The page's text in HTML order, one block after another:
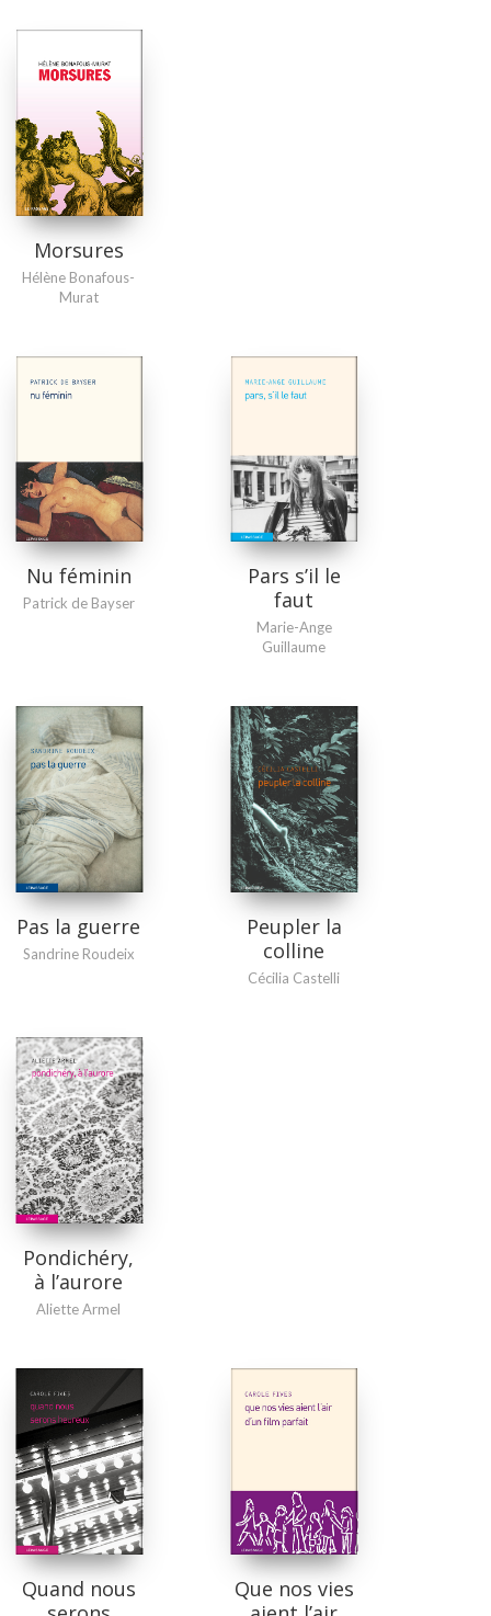
Morsures
Hélène Bonafous-
Murat
Nu féminin
Patrick de Bayser
Pars s’il le
faut
Marie-Ange
Guillaume
Pas la guerre
Sandrine Roudeix
Peupler la
colline
Cécilia Castelli
Pondichéry,
à l’aurore
Aliette Armel
Quand nous
Que nos vies